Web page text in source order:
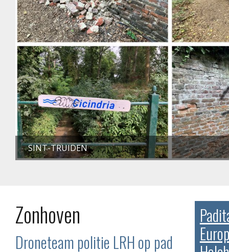
SINT-TRUIDEN
Zonhoven
Droneteam politie LRH op pad